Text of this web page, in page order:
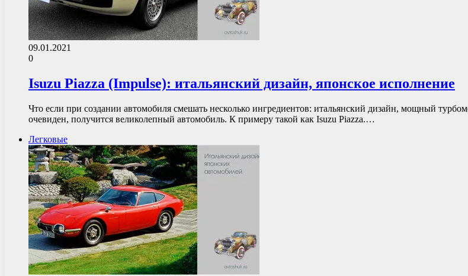
09.01.2021
0
Isuzu Piazza (Impulse): итальянский дизайн, японское исполнение
Что если при создании автомобиля смешать несколько ингредиентов: итальянский дизайн, мощный
очевиден, получится великолепный автомобиль. К примеру такой как Isuzu Piazza.…
Легковые